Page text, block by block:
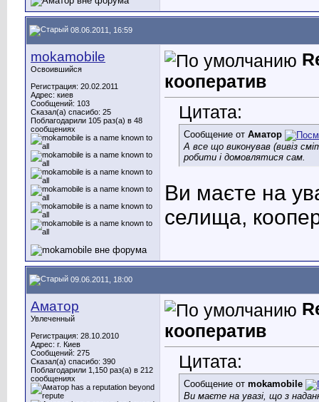
08.06.2011, 16:59
mokamobile
Освоившийся
Регистрация: 20.02.2011
Адрес: киев
Сообщений: 103
Сказал(а) спасибо: 25
Поблагодарили 105 раз(а) в 48
сообщениях
кооператив
Цитата:
Сообщение от Аматор
А все що виконував (вивіз
робити і домовлятися сам.
Ви маєте на
селища,
09.06.2011, 18:00
Аматор
Увлеченный
Регистрация: 28.10.2010
Адрес: г. Киев
Сообщений: 275
Сказал(а) спасибо: 390
Поблагодарили 1,150 раз(а) в 212
сообщениях
кооператив
Цитата:
Сообщение от mokamobile
Ви маєте на увазі, що з